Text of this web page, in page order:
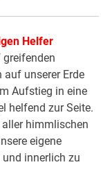
Helfer
greifenden
auf unserer Erde
Aufstieg in eine
helfend zur Seite.
himmlischen
eigene
innerlich zu